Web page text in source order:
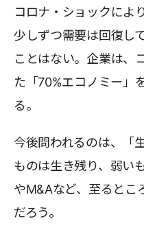
コロナ・ショックによ
少しずつ需要は回復し
ことはない。企業は、
た「70%エコノミー」
る。
今後問われるのは、「
ものは生き残り、弱い
やM&Aなど、至るとこ
だろう。